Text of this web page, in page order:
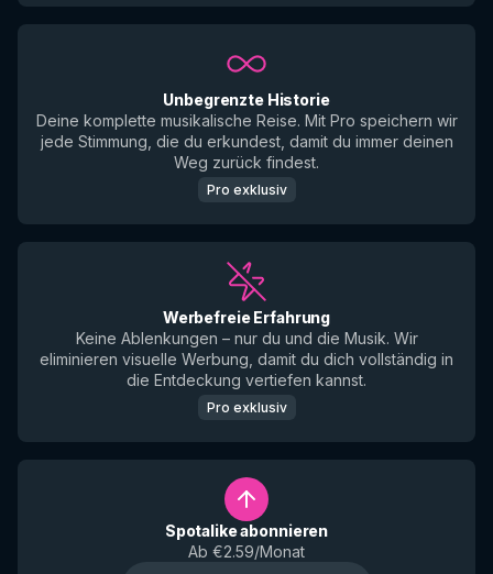
Unbegrenzte Historie
Deine komplette musikalische Reise. Mit Pro speichern wir
jede Stimmung, die du erkundest, damit du immer deinen
Weg zurück findest.
Pro exklusiv
Werbefreie Erfahrung
Keine Ablenkungen – nur du und die Musik. Wir
eliminieren visuelle Werbung, damit du dich vollständig in
die Entdeckung vertiefen kannst.
Pro exklusiv
Spotalike abonnieren
Ab €2.59/Monat